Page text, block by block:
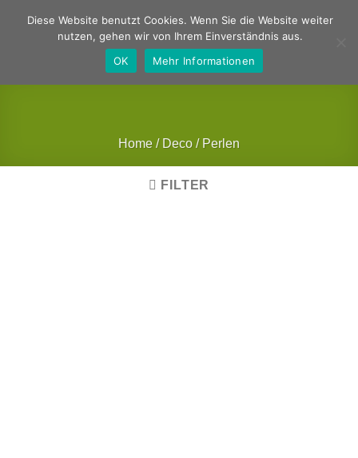
Home / Deco / Perlen
FILTER
Diese Website benutzt Cookies. Wenn Sie die Website weiter
nutzen, gehen wir von Ihrem Einverständnis aus.
OK
Mehr Informationen